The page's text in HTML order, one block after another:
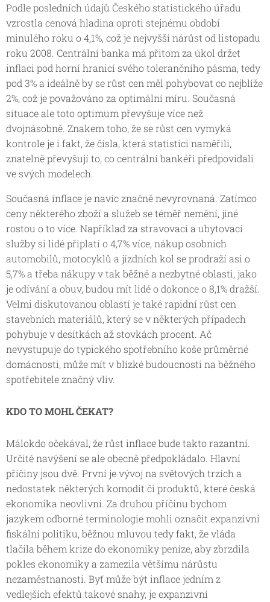
Podle posledních údajů Českého statistického úřadu
vzrostla cenová hladina oproti stejnému období
minulého roku o 4,1%, což je nejvyšší nárůst od listopadu
roku 2008. Centrální banka má přitom za úkol držet
inflaci pod horní hranicí svého tolerančního pásma, tedy
pod 3% a ideálně by se růst cen měl pohybovat co nejblíže
2%, což je považováno za optimální míru. Současná
situace ale toto optimum převyšuje více než
dvojnásobně. Znakem toho, že se růst cen vymyká
kontrole je i fakt, že čísla, která statistici naměřili,
znatelně převyšují to, co centrální bankéři předpovídali
ve svých modelech.
Současná inflace je navíc značně nevyrovnaná. Zatímco
ceny některého zboží a služeb se téměř nemění, jiné
rostou o to více. Například za stravovací a ubytovací
služby si lidé připlatí o 4,7% více, nákup osobních
automobilů, motocyklů a jízdních kol se prodraží asi o
5,7% a třeba nákupy v tak běžné a nezbytné oblasti, jako
je odívání a obuv, budou mít lidé o dokonce o 8,1% dražší.
Velmi diskutovanou oblastí je také rapidní růst cen
stavebních materiálů, který se v některých případech
pohybuje v desítkách až stovkách procent. Ač
nevystupuje do typického spotřebního koše průměrné
domácnosti, může mít v blízké budoucnosti na běžného
spotřebitele značný vliv.
KDO TO MOHL ČEKAT?
Málokdo očekával, že růst inflace bude takto razantní.
Určité navýšení se ale obecně předpokládalo. Hlavní
příčiny jsou dvě. První je vývoj na světových trzích a
nedostatek některých komodit či produktů, které česká
ekonomika neovlivní. Za druhou příčinu bychom
jazykem odborné terminologie mohli označit expanzivní
fiskální politiku, běžnou mluvou tedy fakt, že vláda
tlačila během krize do ekonomiky peníze, aby zbrzdila
pokles ekonomiky a zamezila většímu nárůstu
nezaměstnanosti. Byť může být inflace jedním z
vedlejších efektů takové snahy, je expanzivní